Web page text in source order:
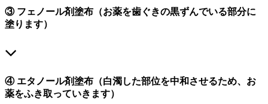
③ フェノール剤塗布（お薬を歯ぐきの黒ずんでいる部分に
塗ります）
④ エタノール剤塗布（白濁した部位を中和させるため、お
薬をふき取っていきます）